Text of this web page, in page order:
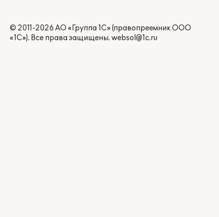
© 2011-2026 АО «Группа 1С» (правопреемник ООО
«1С»). Все права защищены. websol@1c.ru